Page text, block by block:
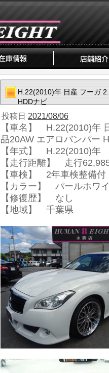
H.22(2010)年 日産 フーガ
HDDナビ
投稿日 2021/08/06
【車名】 H.22(2010)年
品20AW エアロバンパー
【年式】 H.22(2010)年
【走行距離】 走行
【車検】 2年車検整備付
【カラー】 パールホワ
【修復歴】 なし
【地域】 千葉県